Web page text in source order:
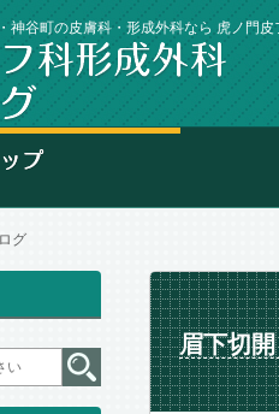
神谷町の皮膚科・形成外科なら 虎ノ門皮
グ
眉下切